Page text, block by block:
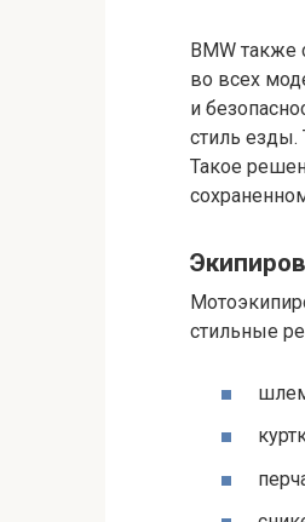
BMW также
во всех
и
стиль езды.
Такое
стильные